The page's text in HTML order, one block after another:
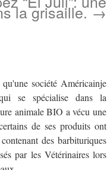
la grisaille.→
qu'une société Américainje
se spécialise dans la
animale BIO a vécu une
de ses produits ont
des barbituriques
par les Vétérinaires lors